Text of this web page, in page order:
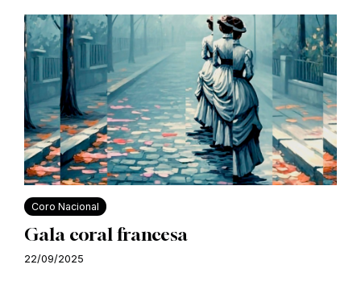
Coro Nacional
Gala coral francesa
22/09/2025